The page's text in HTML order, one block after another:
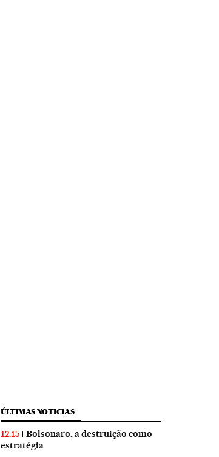
ÚLTIMAS NOTICIAS
12:15
Bolsonaro, a destruição como
estratégia